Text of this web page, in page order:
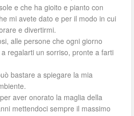
e che ha gioito e pianto con
mi avete dato e per il modo in cui
e divertirmi.
alle persone che ogni giorno
regalarti un sorriso, pronte a farti
bastare a spiegare la mia
aver onorato la maglia della
mettendoci sempre il massimo